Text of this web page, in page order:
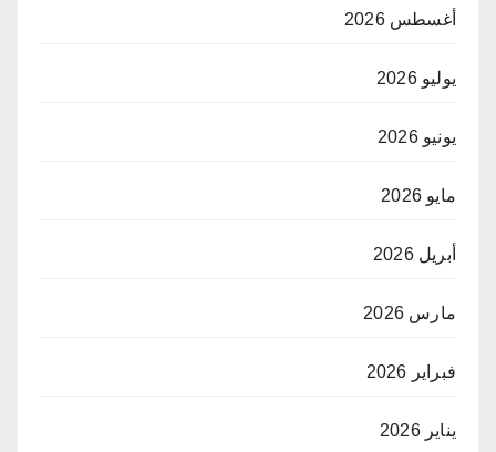
أغسطس 2026
يوليو 2026
يونيو 2026
مايو 2026
أبريل 2026
مارس 2026
فبراير 2026
يناير 2026